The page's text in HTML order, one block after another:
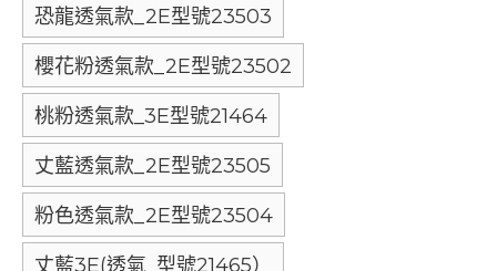
恐龍透氣款_2E型號23503
櫻花粉透氣款_2E型號23502
桃粉透氣款_3E型號21464
丈藍透氣款_2E型號23505
粉色透氣款_2E型號23504
丈藍3E(透氣_型號21465）